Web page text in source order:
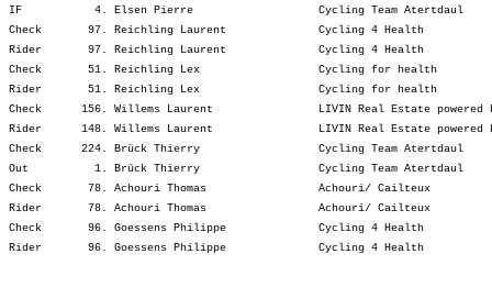
IF           4. Elsen Pierre                   Cycling Team Atertdaul
Check       97. Reichling Laurent              Cycling 4 Health
Rider       97. Reichling Laurent              Cycling 4 Health
Check       51. Reichling Lex                  Cycling for health
Rider       51. Reichling Lex                  Cycling for health
Check      156. Willems Laurent                LIVIN Real Estate
Rider      148. Willems Laurent                LIVIN Real Estate
Check      224. Brück Thierry                  Cycling Team Atertdaul
Out          1. Brück Thierry                  Cycling Team Atertdaul
Check       78. Achouri Thomas                 Achouri/ Cailteux
Rider       78. Achouri Thomas                 Achouri/ Cailteux
Check       96. Goessens Philippe              Cycling 4 Health